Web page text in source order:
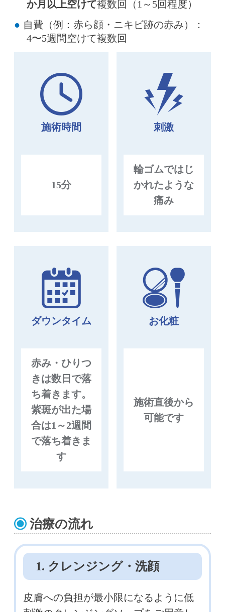
か月以上空けて複数回（1～5回程度）
自費（例：赤ら顔・ニキビ跡の赤み）：
4〜5週間空けて複数回
施術時間
15分
刺激
輪ゴムではじ
かれたような
痛み
ダウンタイム
赤み・ひりつ
きは数日で落
ち着きます。
紫斑が出た場
合は1～2週間
で落ち着きま
す
お化粧
施術直後から
可能です
治療の流れ
1. クレンジング・洗顔
皮膚への負担が最小限になるように低